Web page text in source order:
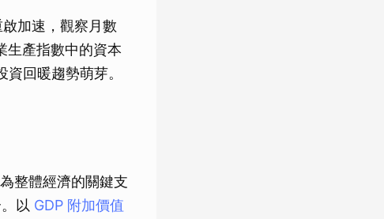
加速，觀察月數
生產指數中的資本
回暖趨勢萌芽。
整體經濟的關鍵支
以 GDP 附加價值